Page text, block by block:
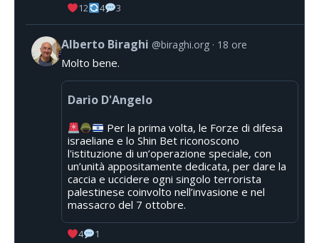
12 4 3
Alberto Biraghi @biraghi.org 18 ore
Molto bene.
Dario D'Angelo
Per la prima volta, le Forze di difesa
israeliane e lo Shin Bet riconoscono
l'istituzione di un’operazione speciale, con
un’unità appositamente dedicata, per dare la
caccia e uccidere ogni singolo terrorista
palestinese coinvolto nell’invasione e nel
massacro del 7 ottobre.
4 1